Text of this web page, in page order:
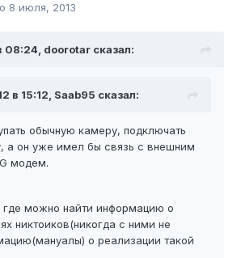
8 июля, 2013
08:24, doorotar сказал:
в 15:12, Saab95 сказал:
обычную камеру, подключать
а он уже имел бы связь с внешним
модем.
где можно найти информацию о
никтоиков(никогда с ними не
о реализации такой